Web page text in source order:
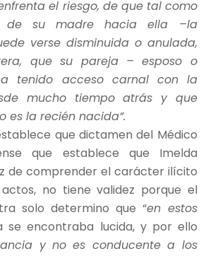
el riesgo, de que tal como
de su madre hacia ella –la
verse disminuida o anulada,
que su pareja – esposo o
tenido acceso carnal con la
mucho tiempo atrás y que
es la recién nacida”.
que dictamen del Médico
que establece que Imelda
de comprender el carácter ilícito
no tiene validez porque el
solo determino que “en estos
se encontraba lucida, y por ello
y no es conducente a los